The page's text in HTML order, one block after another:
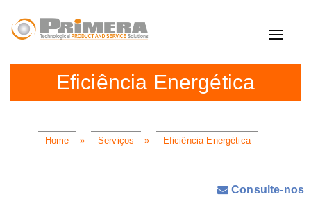
Toggle
Eficiência Energética
Home » Serviços » Eficiência Energética
Consulte-nos